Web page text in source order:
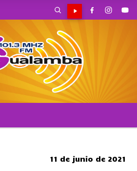
11 de junio de 2021